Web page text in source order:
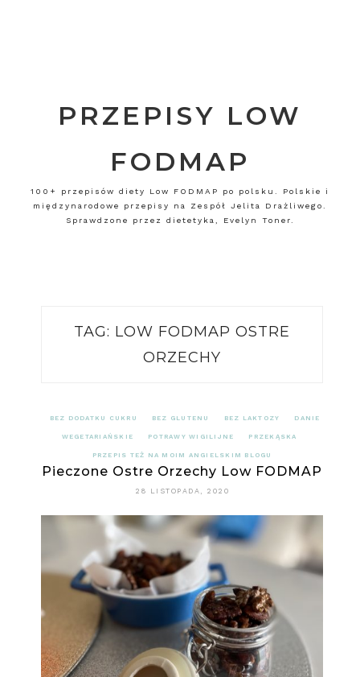
PRZEPISY LOW
FODMAP
100+ przepisów diety Low FODMAP po polsku. Polskie i
międzynarodowe przepisy na Zespół Jelita Drażliwego.
Sprawdzone przez dietetyka, Evelyn Toner.
TAG: LOW FODMAP OSTRE
ORZECHY
BEZ DODATKU CUKRU BEZ GLUTENU BEZ LAKTOZY DANIE
WEGETARIAŃSKIE POTRAWY WIGILIJNE PRZEKĄSKA
PRZEPIS TEŻ NA MOIM ANGIELSKIM BLOGU
Pieczone Ostre Orzechy Low FODMAP
28 LISTOPADA, 2020